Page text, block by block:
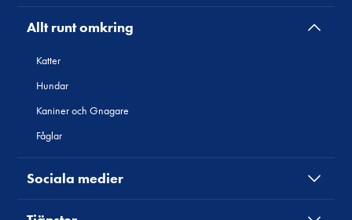
Allt runt omkring
Katter
Hundar
Kaniner och Gnagare
Fåglar
Sociala medier